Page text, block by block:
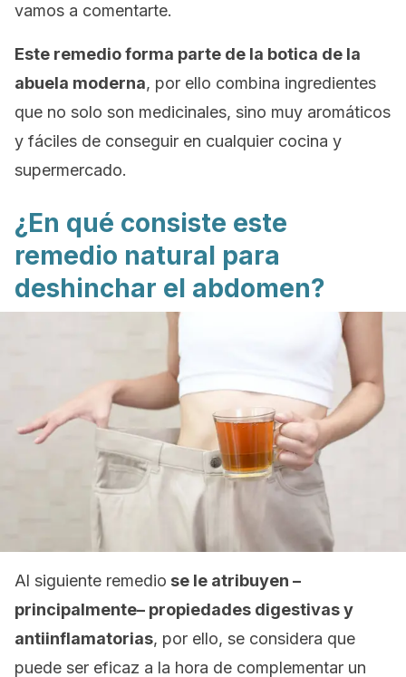
vamos a comentarte.
Este remedio forma parte de la botica de la
abuela moderna, por ello combina ingredientes
que no solo son medicinales, sino muy aromáticos
y fáciles de conseguir en cualquier cocina y
supermercado.
¿En qué consiste este
remedio natural para
deshinchar el abdomen?
Al siguiente remedio se le atribuyen –
principalmente– propiedades digestivas y
antiinflamatorias, por ello, se considera que
puede ser eficaz a la hora de complementar un